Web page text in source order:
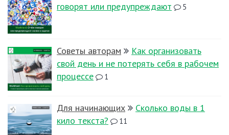
говорят или предупреждают
5
Советы авторам
Как организовать
свой день и не потерять себя в рабочем
процессе
1
Для начинающих
Сколько воды в 1
кило текста?
11